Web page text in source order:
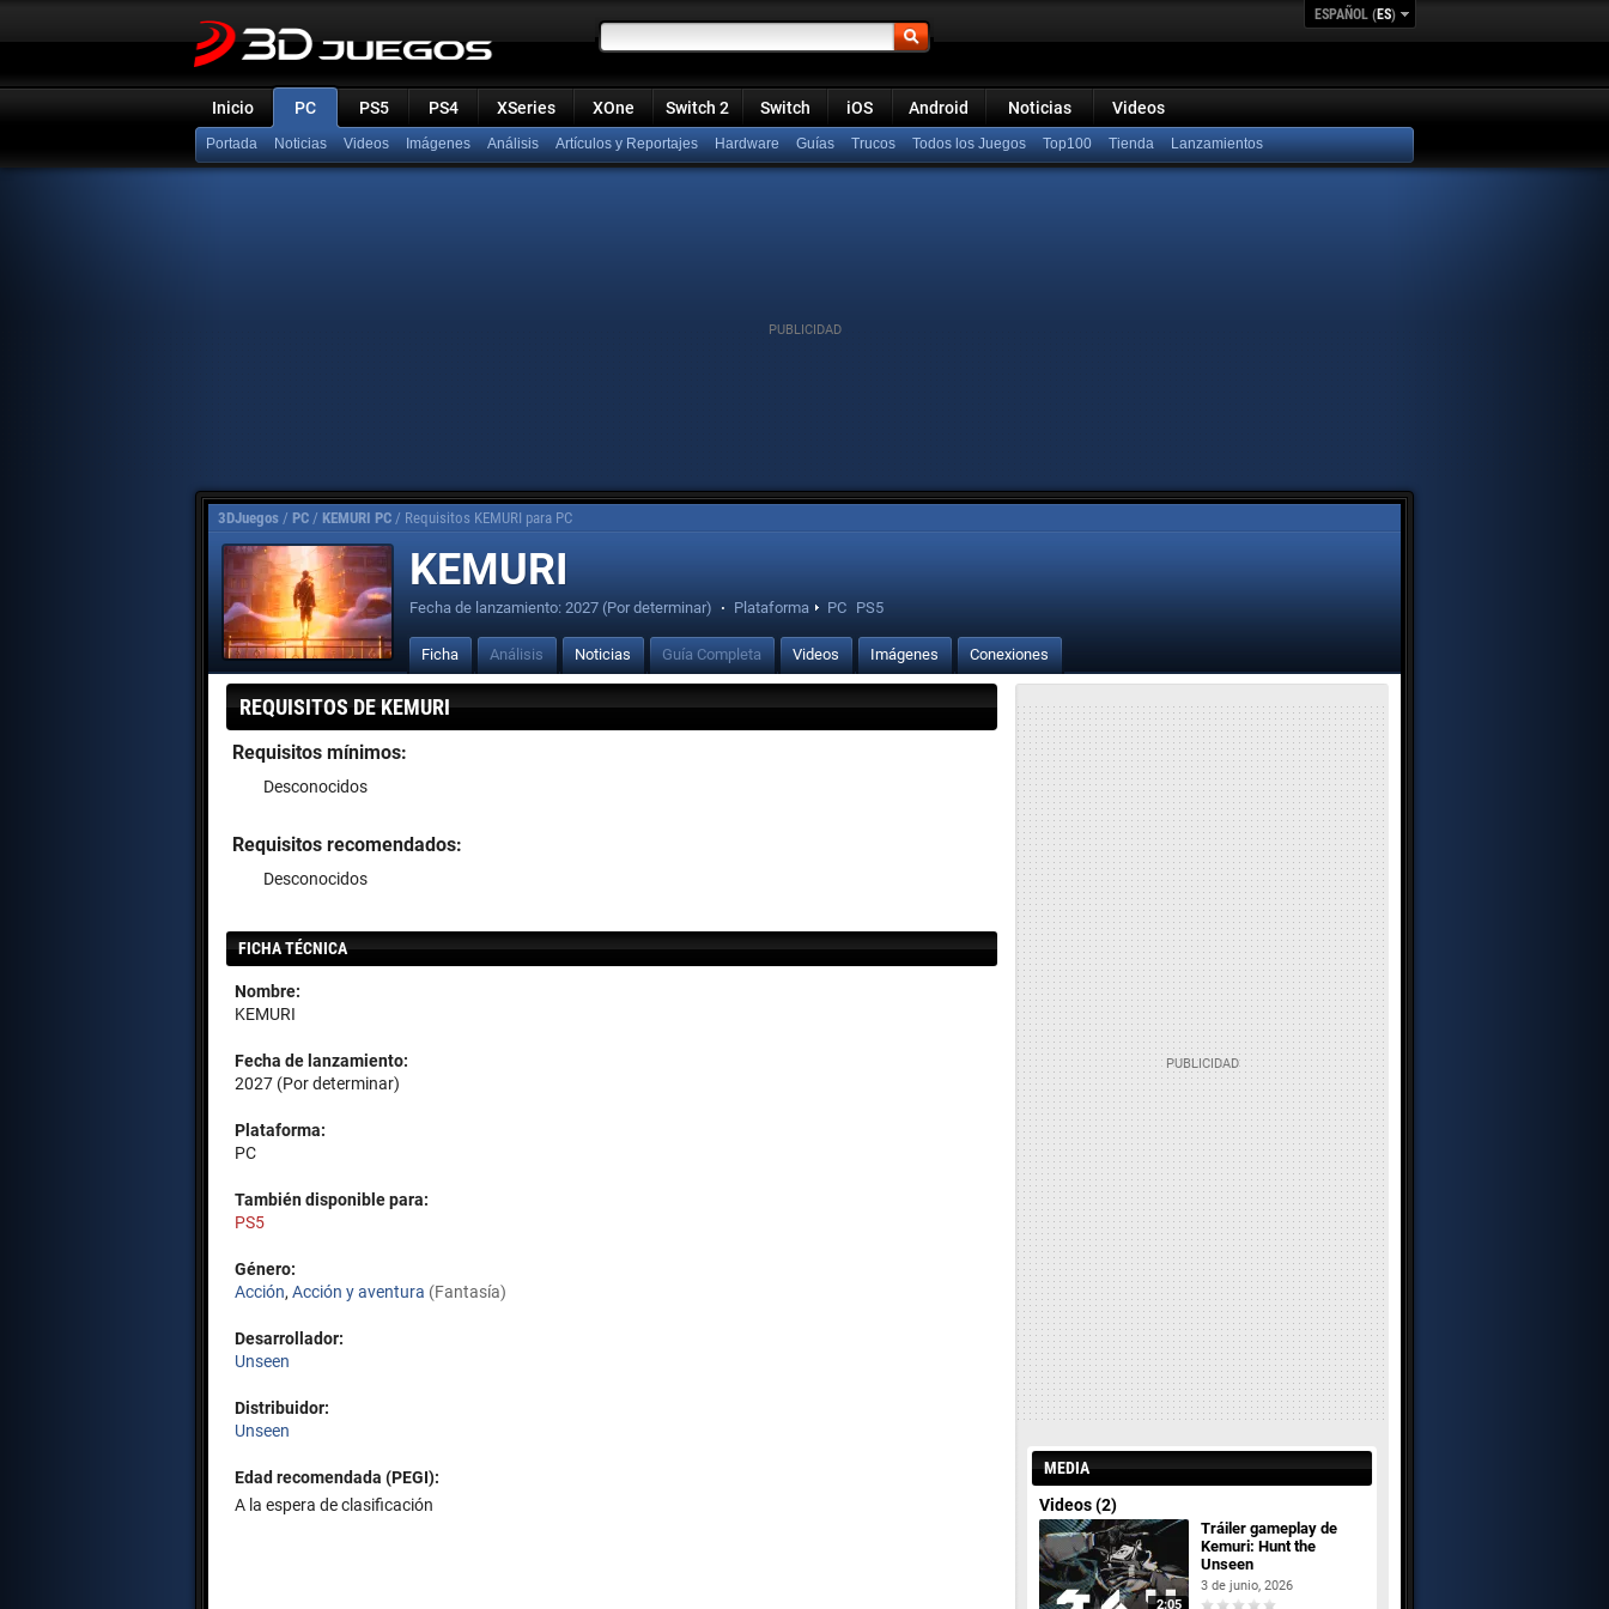
ESPAÑOL (ES)
Inicio PC PS5 PS4 XSeries XOne Switch 2 Switch iOS Android Noticias Videos
Portada Noticias Videos Imágenes Análisis Artículos y Reportajes Hardware Guías Trucos Todos los Juegos Top100 Lanzamientos
3DJuegos / PC / KEMURI PC / Requisitos KEMURI para PC
KEMURI
Fecha de lanzamiento: 2027 (Por determinar) · Plataforma PC PS5
Ficha Análisis Noticias Guía Completa Videos Imágenes Conexiones
REQUISITOS DE KEMURI
Requisitos mínimos:
Desconocidos
Requisitos recomendados:
Desconocidos
FICHA TÉCNICA
Nombre:
KEMURI
Fecha de lanzamiento:
2027 (Por determinar)
Plataforma:
PC
También disponible para:
PS5
Género:
Acción, Acción y aventura (Fantasía)
Desarrollador:
Unseen
Distribuidor:
Unseen
Edad recomendada (PEGI):
A la espera de clasificación
MEDIA
Videos (2)
2:05
Tráiler gameplay de
Kemuri: Hunt the
Unseen
3 de junio, 2026